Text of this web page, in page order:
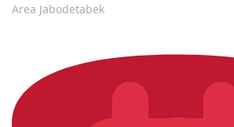
Area Jabodetabek